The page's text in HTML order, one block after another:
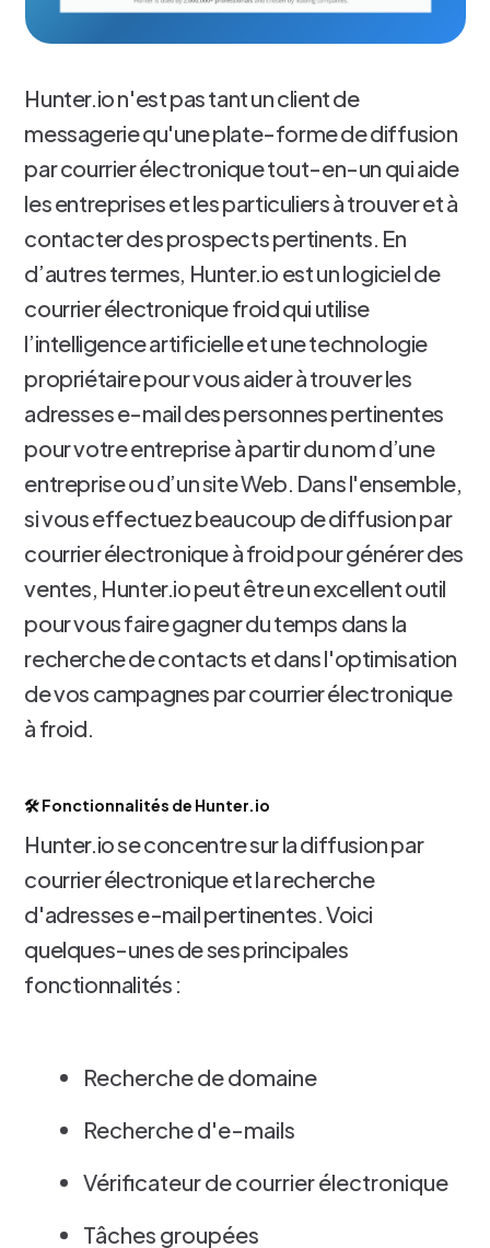
Hunter.io n'est pas tant un client de
messagerie qu'une plate-forme de diffusion
par courrier électronique tout-en-un qui aide
les entreprises et les particuliers à trouver et à
contacter des prospects pertinents. En
d’autres termes, Hunter.io est un logiciel de
courrier électronique froid qui utilise
l’intelligence artificielle et une technologie
propriétaire pour vous aider à trouver les
adresses e-mail des personnes pertinentes
pour votre entreprise à partir du nom d’une
entreprise ou d’un site Web. Dans l'ensemble,
si vous effectuez beaucoup de diffusion par
courrier électronique à froid pour générer des
ventes, Hunter.io peut être un excellent outil
pour vous faire gagner du temps dans la
recherche de contacts et dans l'optimisation
de vos campagnes par courrier électronique
à froid.
🛠️ Fonctionnalités de Hunter.io
Hunter.io se concentre sur la diffusion par
courrier électronique et la recherche
d'adresses e-mail pertinentes. Voici
quelques-unes de ses principales
fonctionnalités :
Recherche de domaine
Recherche d'e-mails
Vérificateur de courrier électronique
Tâches groupées